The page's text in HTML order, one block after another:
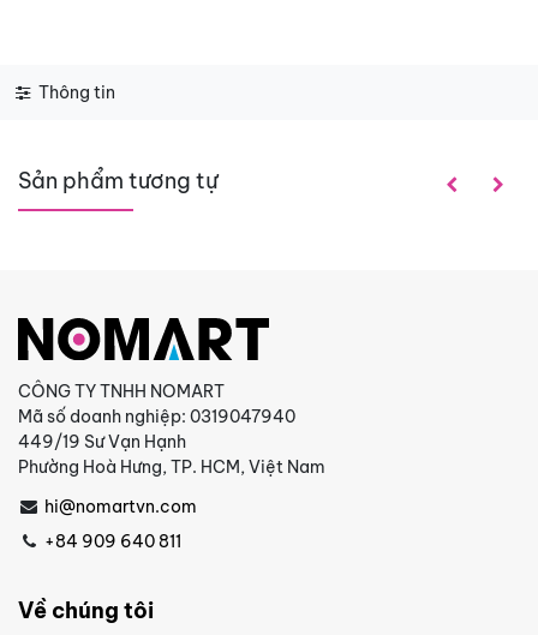
Thông tin
Sản phẩm tương tự
CÔNG TY TNHH NOMART
Mã số doanh nghiệp: 0319047940
449/19 Sư Vạn Hạnh
Phường Hoà Hưng, TP. HCM, Việt Nam
hi@nomartvn.com
+84 909 640 811
Về chúng tôi